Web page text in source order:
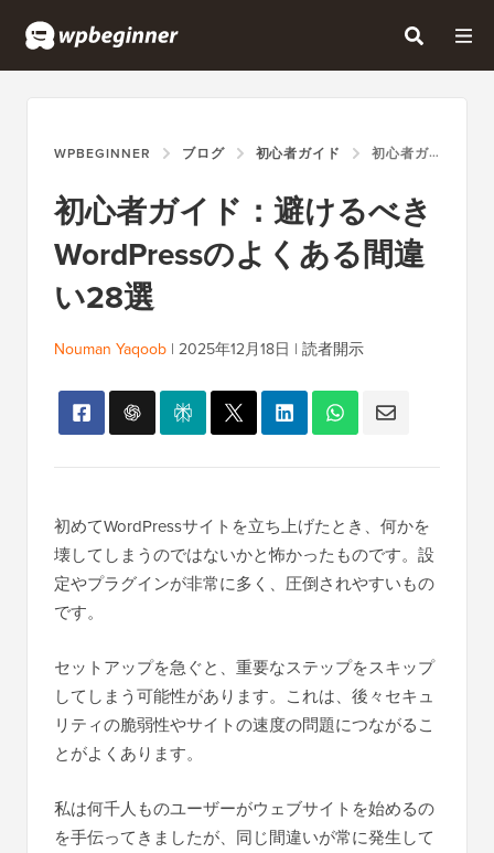
WPBEGINNER ブログ 初心者ガイド 初心者ガイド：避けるべきWORDPRESSのよくある間違い28選
初心者ガイド：避けるべき
WordPressのよくある間違
い28選
Nouman Yaqoob | 2025年12月18日 | 読者開示
初めてWordPressサイトを立ち上げたとき、何かを
壊してしまうのではないかと怖かったものです。設
定やプラグインが非常に多く、圧倒されやすいもの
です。
セットアップを急ぐと、重要なステップをスキップ
してしまう可能性があります。これは、後々セキュ
リティの脆弱性やサイトの速度の問題につながるこ
とがよくあります。
私は何千人ものユーザーがウェブサイトを始めるの
を手伝ってきましたが、同じ間違いが常に発生して